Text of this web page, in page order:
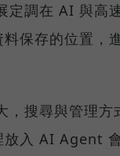
定調在 AI 與高
保存的位置，
，搜尋與管理方
放入 AI Agent